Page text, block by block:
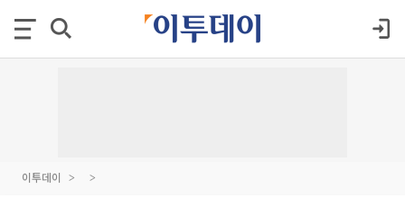
이투데이